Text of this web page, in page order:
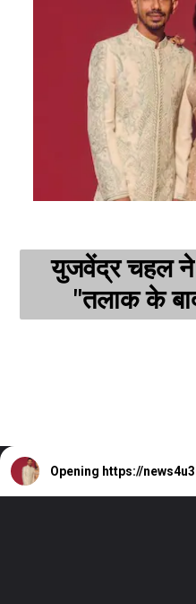
युजवेंद्र चहल ने
"तलाक के
Opening